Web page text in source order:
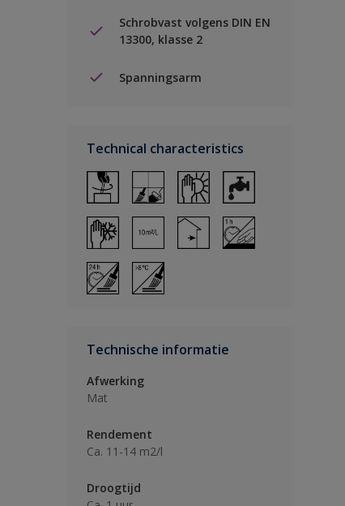
Schrobvast volgens DIN EN
13300, klasse 2
Spanningsarm
Technical characteristics
Technische informatie
Afwerking
Mat
Rendement
Ca. 11-14 m2/l
Droogtijd